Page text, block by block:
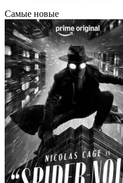
Самые новые